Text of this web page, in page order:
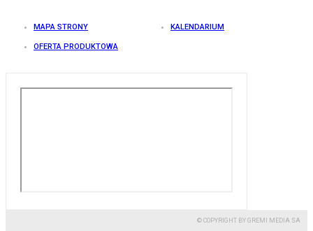
MAPA STRONY KALENDARIUM
OFERTA PRODUKTOWA
© COPYRIGHT BY GREMI MEDIA SA